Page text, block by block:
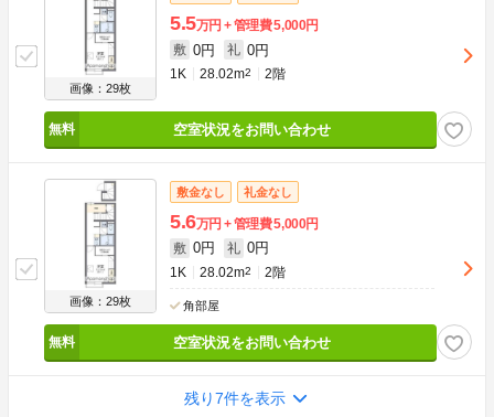
画像：29枚
5.5万円 管理費5,000円
敷 0円 礼 0円
1K 28.02m2 2階
空室状況をお問い合わせ
画像：29枚
敷金なし 礼金なし
5.6万円 管理費5,000円
敷 0円 礼 0円
1K 28.02m2 2階
角部屋
空室状況をお問い合わせ
残り7件を表示